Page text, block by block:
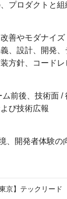
プロダクトと組
善やモダナイズ
、設計、開発
方針、コードレ
ム前後、技術面
び技術広報
、開発者体験の
東京】テックリード